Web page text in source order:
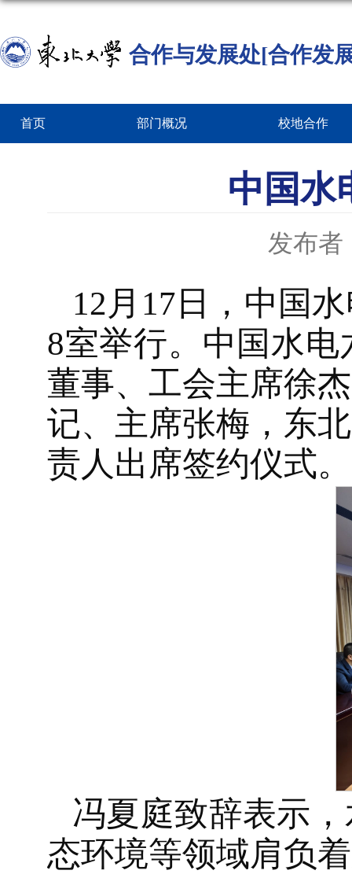
合作与发展处[合作发
首页 部门概况 校地合作
中国水
发布者
12月17日，中国
8室举行。中国水
董事、工会主席徐
记、主席张梅，东
责人出席签约仪式。
冯夏庭致辞表示
态环境等领域肩负